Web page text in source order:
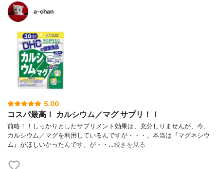
a-chan
5.00
コスパ最高！ カルシウム／マグ サプリ！！
前略！！しっかりとしたサプリメント効果は、充分しりませんが、今、
カルシウム／マグを利用しているんですが・・・。本当は『マグネシウ
ム』がほしいかったんです。が・・…続きを見る